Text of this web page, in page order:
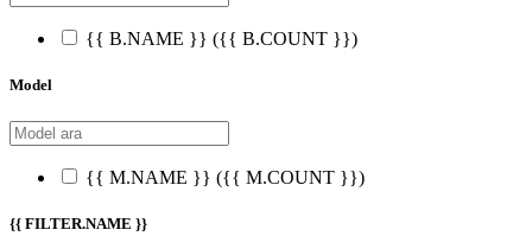
{{ B.NAME }} ({{ B.COUNT }})
Model
{{ M.NAME }} ({{ M.COUNT }})
{{ FILTER.NAME }}